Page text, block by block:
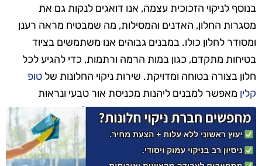
בנוסף לניקוי הזכוכית עצמה, אנו דואגים לנקות גם את
מסגרות החלון, האדנים והמסילות, מה שמבטיח מראה רענן
ומסודר לחלון כולו. במבנים גבוהים אנו משתמשים בציוד
בטיחות מתקדם, כגון במות הרמה ורתמות, כדי להגיע לכל
חלון בצורה בטוחה ומדויקת. שירות ניקוי החלונות של טופ
קלין מאפשר למבנים ליהנות מכניסת אור טבעי ונראות
אסתטית מרשימה, עם תוצאות שנשמרות לאורך זמן.